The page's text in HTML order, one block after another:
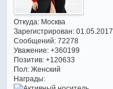
Откуда:Москва
Зарегистрирован: 01.05.2017
Сообщений:72278
Уважение: +360199
Позитив: +120633
Пол:Женский
Награды: